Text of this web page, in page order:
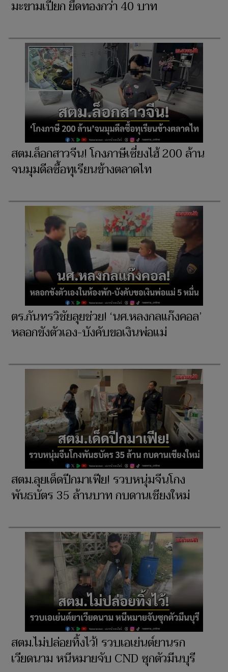
มะขามเปียก ยึดทองกว่า 40 บาท
สตม.ล็อกสาวจีน! โกงภาษีเซี่ยงไฮ้ 200 ล้าน
จนมุมดีลซื้อทุเรียนข้างตลาดไท
ตร.กันทรวิชัยลุยช่วย! ‘นศ.หลงกลแก๊งคอล’
หลอกขังตัวเอง-บังคับขอเงินพ่อแม่
สตม.ลุยเด็ดปีกมาเฟีย! รวบหนุ่มจีนโกง
พันธบัตร 35 ล้านบาท กบดานเชียงใหม่
สตม.ไม่ปล่อยทิ้งไว้! รวบเอเย่นต์ยานรก
เวียดนาม หนีหมายจับ CND ซุกตัวมีนบุรี